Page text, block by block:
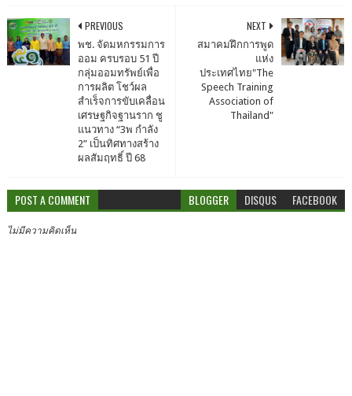
NEXT
สมาคมฝึกการพูด
แห่ง
ประเทศไทย"The
Speech Training
Association of
Thailand"
PREVIOUS
พช. จัดมหกรรมการ
ออม ครบรอบ 51 ปี
กลุ่มออมทรัพย์เพื่อ
การผลิต โชว์ผล
สำเร็จการขับเคลื่อน
เศรษฐกิจฐานราก ชู
แนวทาง “3พ กำลัง
2” เป็นทิศทางสร้าง
ผลสัมฤทธิ์ ปี 68
POST A COMMENT BLOGGER DISQUS FACEBOOK
ไม่มีความคิดเห็น